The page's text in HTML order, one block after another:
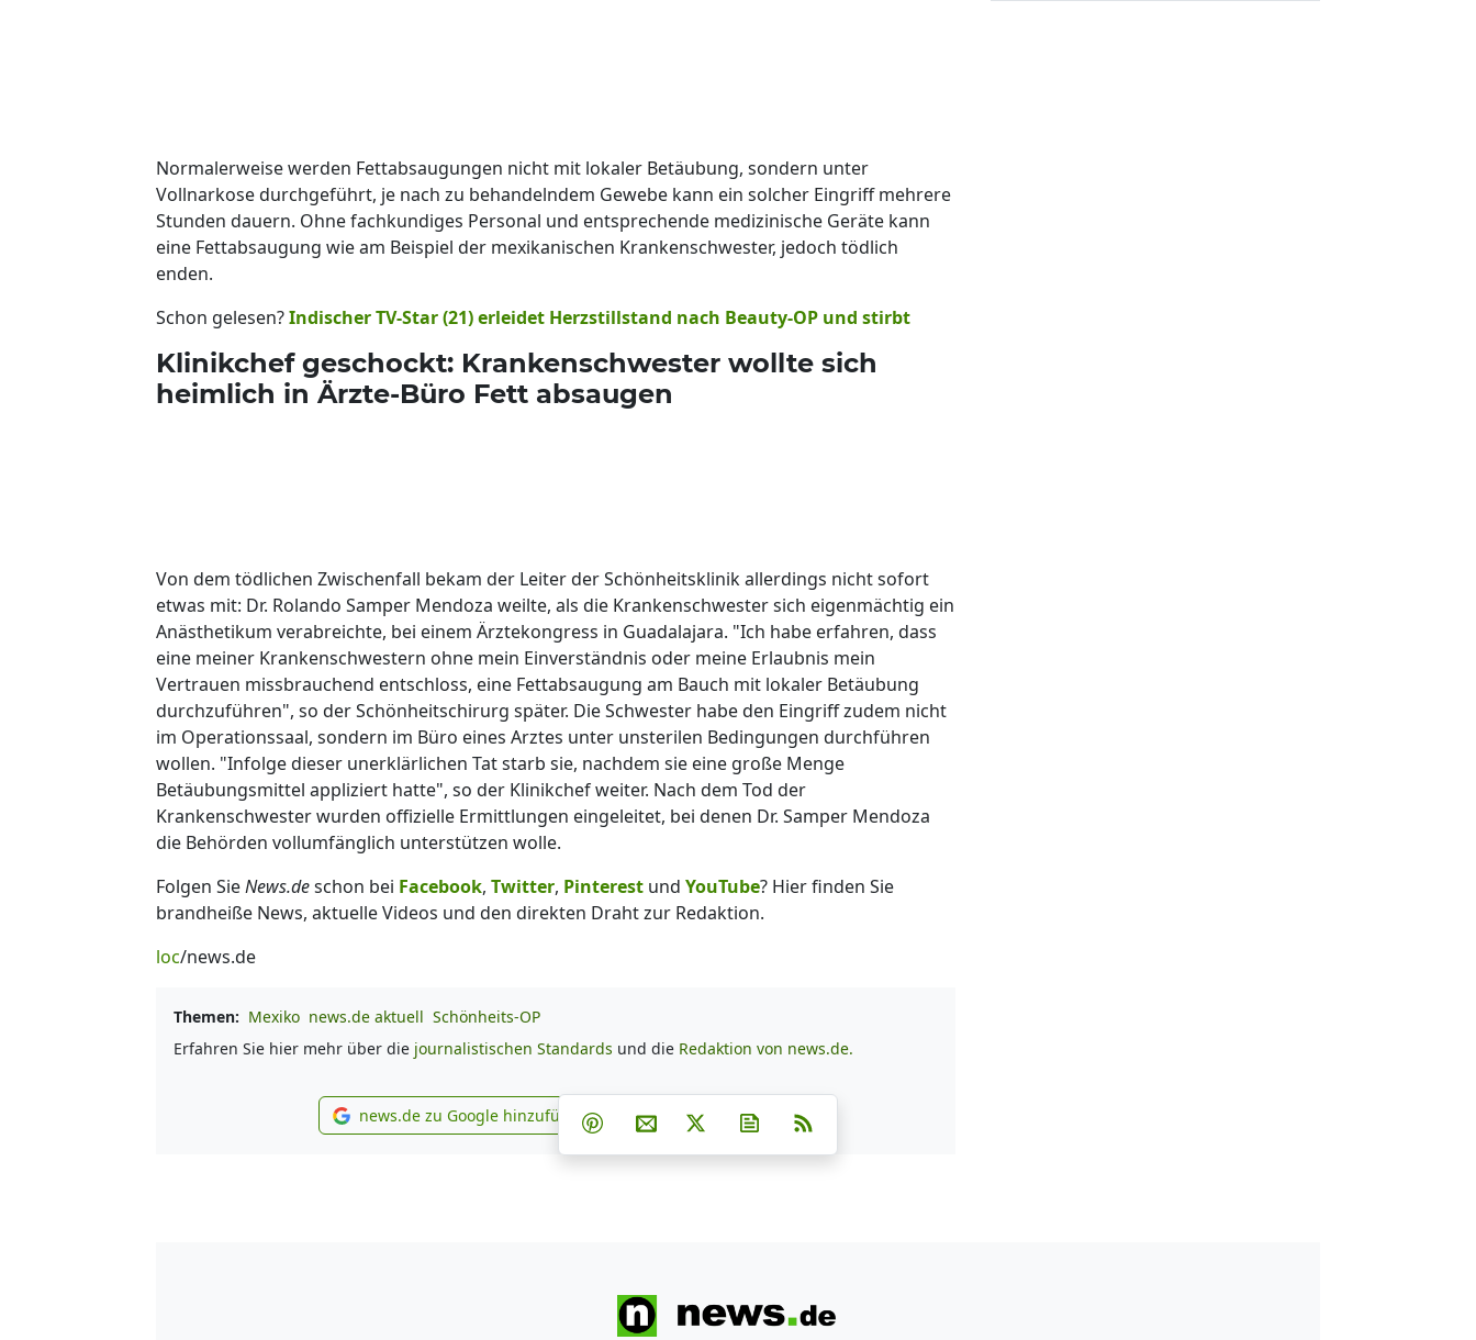
Normalerweise werden Fettabsaugungen nicht mit lokaler Betäubung, sondern unter
Vollnarkose durchgeführt, je nach zu behandelndem Gewebe kann ein solcher Eingriff mehrere
Stunden dauern. Ohne fachkundiges Personal und entsprechende medizinische Geräte kann
eine Fettabsaugung wie am Beispiel der mexikanischen Krankenschwester, jedoch tödlich
enden.
Schon gelesen?Indischer TV-Star (21) erleidet Herzstillstand nach Beauty-OP und stirbt
Klinikchef geschockt: Krankenschwester wollte sich
heimlich in Ärzte-Büro Fett absaugen
Von dem tödlichen Zwischenfall bekam der Leiter der Schönheitsklinik allerdings nicht sofort
etwas mit: Dr. Rolando Samper Mendoza weilte, als die Krankenschwester sich eigenmächtig ein
Anästhetikum verabreichte, bei einem Ärztekongress in Guadalajara. "Ich habe erfahren, dass
eine meiner Krankenschwestern ohne mein Einverständnis oder meine Erlaubnis mein
Vertrauen missbrauchend entschloss, eine Fettabsaugung am Bauch mit lokaler Betäubung
durchzuführen", so der Schönheitschirurg später. Die Schwester habe den Eingriff zudem nicht
im Operationssaal, sondern im Büro eines Arztes unter unsterilen Bedingungen durchführen
wollen. "Infolge dieser unerklärlichen Tat starb sie, nachdem sie eine große Menge
Betäubungsmittel appliziert hatte", so der Klinikchef weiter. Nach dem Tod der
Krankenschwester wurden offizielle Ermittlungen eingeleitet, bei denen Dr. Samper Mendoza
die Behörden vollumfänglich unterstützen wolle.
Folgen SieNews.deschon bei Facebook, Twitter, Pinterest und YouTube? Hier finden Sie
brandheiße News, aktuelle Videos und den direkten Draht zur Redaktion.
loc/news.de
Themen: Mexiko news.de aktuell Schönheits-OP
Erfahren Sie hier mehr über die journalistischen Standards und die Redaktion von news.de.
news.de zu Google hinzufügen
news.de zu Google hinzufügen Teilen auf Facebook
Teilen auf Whatsapp
Teilen auf Telegram
Teilen auf Pinterest
Per E-Mail teilen
Post auf XNewsletter abonnieren